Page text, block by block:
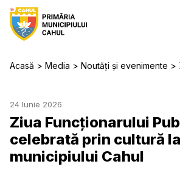
Acasă Media Noutăți și evenimente
24 Iunie 2026
Ziua Funcționarului
celebrată prin cultură
municipiului Cahul